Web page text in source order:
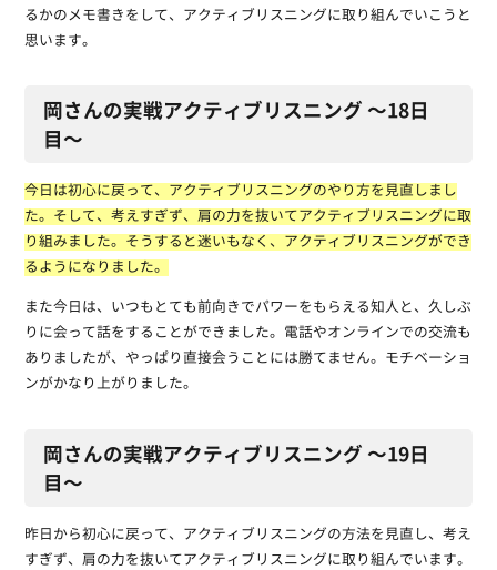
るかのメモ書きをして、アクティブリスニングに取り組んでいこうと
思います。
岡さんの実戦アクティブリスニング 〜18日
目〜
今日は初心に戻って、アクティブリスニングのやり方を見直しまし
た。そして、考えすぎず、肩の力を抜いてアクティブリスニングに取
り組みました。そうすると迷いもなく、アクティブリスニングができ
るようになりました。
また今日は、いつもとても前向きでパワーをもらえる知人と、久しぶ
りに会って話をすることができました。電話やオンラインでの交流も
ありましたが、やっぱり直接会うことには勝てません。モチベーショ
ンがかなり上がりました。
岡さんの実戦アクティブリスニング 〜19日
目〜
昨日から初心に戻って、アクティブリスニングの方法を見直し、考え
すぎず、肩の力を抜いてアクティブリスニングに取り組んでいます。